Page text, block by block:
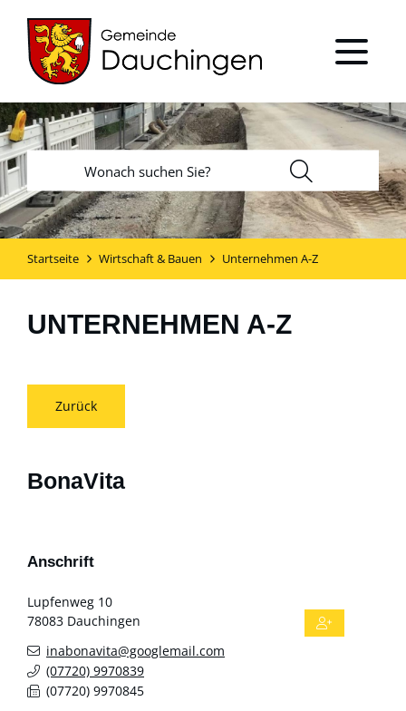
Startseite Wirtschaft & Bauen Unternehmen A-Z
UNTERNEHMEN A-Z
Zurück
BonaVita
Anschrift
Lupfenweg 10
78083 Dauchingen
inabonavita@googlemail.com
(07720) 9970839
(07720) 9970845